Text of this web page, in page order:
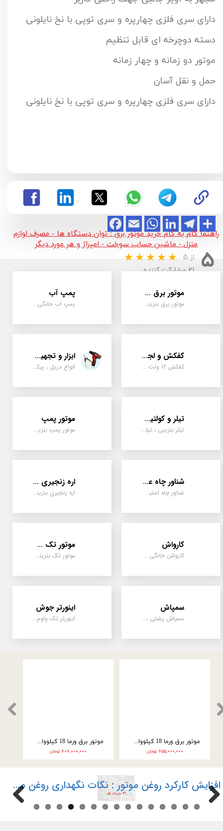
دارای سری فلزی چهارپره و سری توپی با نخ نایلونی
دسته دوچرخه ای قابل تنظیم
موتور دو زمانه و چهار زمانه
حمل و نقل آسان
دارای سری فلزی چهارپره و سری توپی با نخ نایلونی
۵ از ۵
۲۱ مشارکت کننده
راهنما گام به گام خرید موتور برق : توان دستگاه ها - مصرف لوازم
منزل - ماشین حساب سوخت - امپراژ و هر مورد دیگر
موتور برق و ژنراتور
موتور برق بنزینی، دیزلی ، گازی ، سه گانه سوز
پمپ آب
پمپ اب خانگی، بشقابی ، جتی ، دو پروانه کشاورزی
کفکش و لجن کش
کفکش 12 ولت ، 220 ولت ، یک اینچ به بالا لجن کش کاتردار، لجن کش چدنی
ابزار و تجهیزات
انواع دریل ، پیکور، ابزارالات، سیل مکانیکی، قطعات پمپ
تیلر و کولتیواتور
تیلر بنزینی ، تیلر دیزل، تیلر چهار چرخ، تیلر مزرعه و کشاورزی
موتور پمپ
موتور پمپ بنزینی، دیزلی، نفتی ، یک اینچ به بالا
شناور چاه عمیق
شناور چاه استیل ، تک فاز و سه فاز، یک اینچ به بالا
اره زنجیری / علفتراش
اره زنجیری بنزینی ، علفتراش دو زمانه و چهار زمانه ، دوشی و پشتی
کارواش
کارواش خانگی و صنعتی و نیمه صنعتی
موتور تک سیلندر
موتور تک بنزینی ، دیزلی، کارتینگی ، تیلری
سمپاش
سمپاش پشتی ، زمبه ای ، فرغونی ، دستی ، موتوری
اینورتر جوش
اینورتر تک ولوم و دو ولوم امپر بالا
موتور برق ورما 18 کیلووات سه گانه سوز سه فاز مدل VM35000E3-2F
۷۰۷,۰۰۰,۰۰۰ تومان
موتور برق ورما 18 کیلووات بنزینی سه فاز مدل VM35000E3
۶۵۵,۰۰۰,۰۰۰ تومان
افزایش کارکرد روغن موتور : نکات نگهداری روغن موتور ماشین
۳۱ خرداد ۰۵